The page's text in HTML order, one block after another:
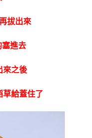
拔出來
塞進去
來之後
草給蓋住了